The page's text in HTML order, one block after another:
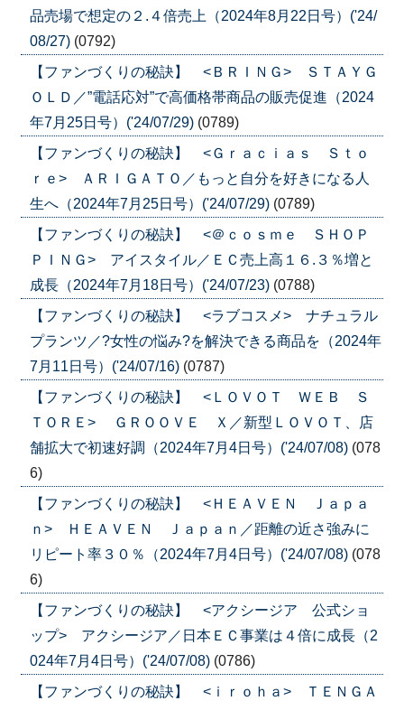
品売場で想定の２.４倍売上（2024年8月22日号）('24/
08/27) (0792)
【ファンづくりの秘訣】 <ＢＲＩＮＧ> ＳＴＡＹＧ
ＯＬＤ／”電話応対”で高価格帯商品の販売促進（2024
年7月25日号）('24/07/29) (0789)
【ファンづくりの秘訣】 <Ｇｒａｃｉａｓ Ｓｔｏ
ｒｅ> ＡＲＩＧＡＴＯ／もっと自分を好きになる人
生へ（2024年7月25日号）('24/07/29) (0789)
【ファンづくりの秘訣】 <＠ｃｏｓｍｅ ＳＨＯＰ
ＰＩＮＧ> アイスタイル／ＥＣ売上高１６.３％増と
成長（2024年7月18日号）('24/07/23) (0788)
【ファンづくりの秘訣】 <ラブコスメ> ナチュラル
プランツ／?女性の悩み?を解決できる商品を（2024年
7月11日号）('24/07/16) (0787)
【ファンづくりの秘訣】 <ＬＯＶＯＴ ＷＥＢ Ｓ
ＴＯＲＥ> ＧＲＯＯＶＥ Ｘ／新型ＬＯＶＯＴ、店
舗拡大で初速好調（2024年7月4日号）('24/07/08) (078
6)
【ファンづくりの秘訣】 <ＨＥＡＶＥＮ Ｊａｐａ
ｎ> ＨＥＡＶＥＮ Ｊａｐａｎ／距離の近さ強みに
リピート率３０％（2024年7月4日号）('24/07/08) (078
6)
【ファンづくりの秘訣】 <アクシージア 公式ショ
ップ> アクシージア／日本ＥＣ事業は４倍に成長（2
024年7月4日号）('24/07/08) (0786)
【ファンづくりの秘訣】 <ｉｒｏｈａ> ＴＥＮＧＡ